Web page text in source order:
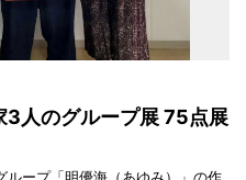
3人のグループ展 75点展
ープ「明優海（あゆみ）」の作